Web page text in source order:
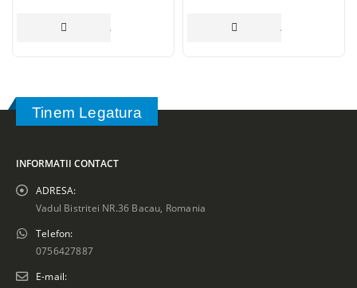
ADAUGĂ ÎN COȘ ADAUGĂ ÎN COȘ
Tinem Legatura
INFORMATII CONTACT
ADRESA:
Vadul Bistritei NR.36 Bacau, Romania
Telefon:
0756427887
E-mail: